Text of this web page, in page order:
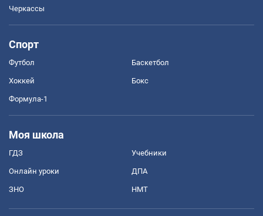
Черкассы
Спорт
Футбол Баскетбол
Хоккей Бокс
Формула-1
Моя школа
ГДЗ Учебники
Онлайн уроки ДПА
ЗНО НМТ